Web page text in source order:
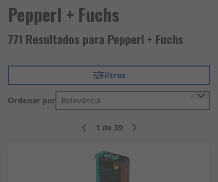
Pepperl + Fuchs
771 Resultados para Pepperl + Fuchs
Filtros
Ordenar por Relevância
1 de 39